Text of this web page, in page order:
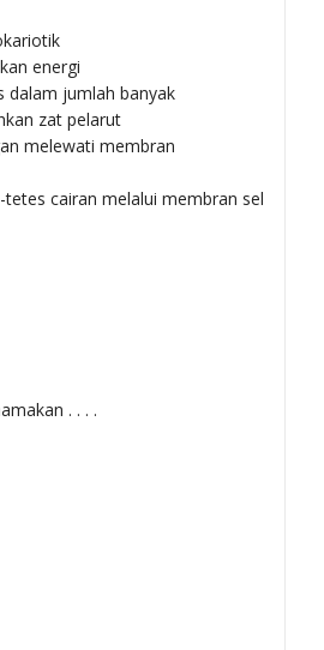
energi
dalam jumlah banyak
zat pelarut
melewati membran
cairan melalui membran sel
. . . .